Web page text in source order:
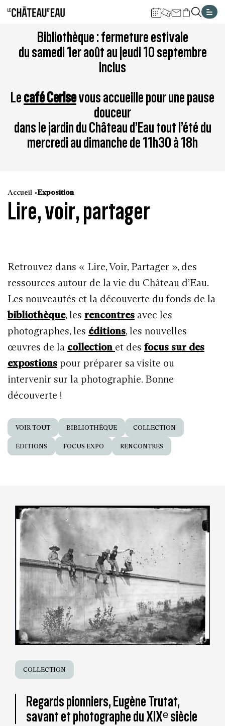
Aller
contenu
Aller
à
la
navigation
à
la
recherche
Aller
au
pied
plan
Bibliothèque : fermeture estivale
du samedi 1er août au jeudi 10 septembre
inclus
Lecafé Cerisevous accueille pour une pause
douceur
dans le jardin du Château d’Eau tout l’été du
mercredi au dimanche de 11h30 à 18h
Accueil Exposition
Lire, voir, partager
Retrouvez dans « Lire, Voir, Partager », des
ressources autour de la vie du Château d’Eau.
Les nouveautés et la découverte du fonds de la
bibliothèque, les rencontres avec les
photographes, les éditions, les nouvelles
œuvres de la collection et des focus sur des
expostions pour préparer sa visite ou
intervenir sur la photographie. Bonne
découverte !
VOIR TOUT BIBLIOTHÈQUE COLLECTION
ÉDITIONS FOCUS EXPO RENCONTRES
COLLECTION
Regards pionniers, Eugène Trutat,
savant et photographe du XIXᵉ siècle